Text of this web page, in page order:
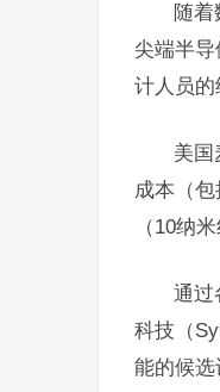
随
尖端半
计人员的
美国
成本（
（10纳
通过
科技（
能的候